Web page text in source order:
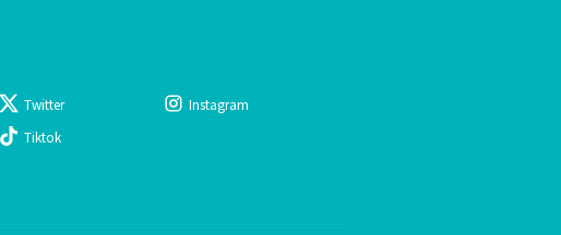
Twitter
Instagram
Tiktok